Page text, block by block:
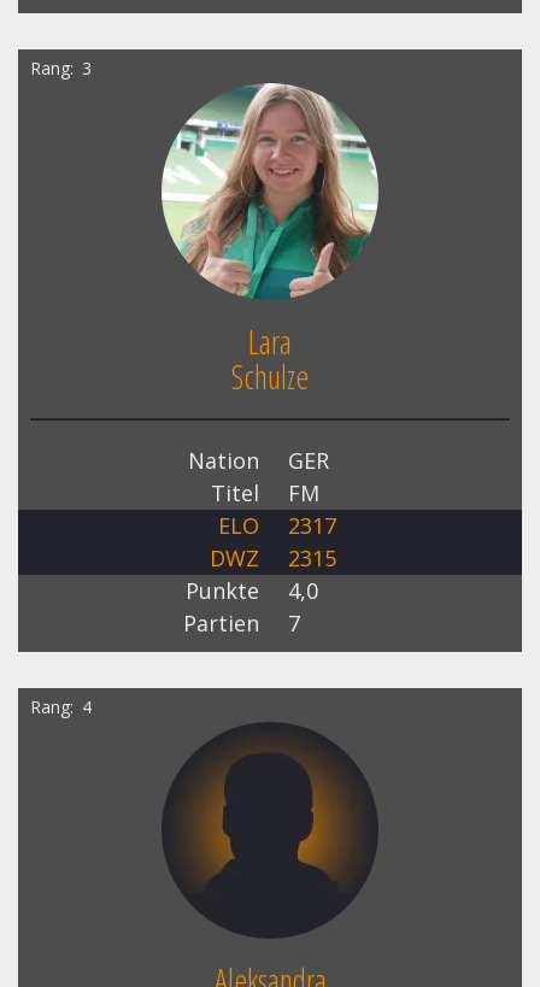
Rang 3
Lara
Schulze
Nation
GER
Titel
FM
ELO
2317
DWZ
2315
Punkte
4,0
Partien
7
Rang 4